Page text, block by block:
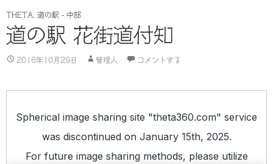
THETA 道の駅 - 中部
道の駅 花街道付知
2016年10月29日 管理人 コメントする